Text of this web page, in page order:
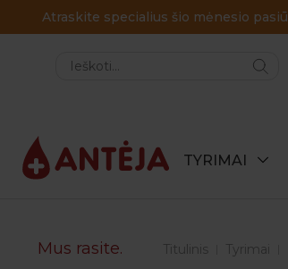
TYRIMAI
Mus rasite. Titulinis Tyrimai